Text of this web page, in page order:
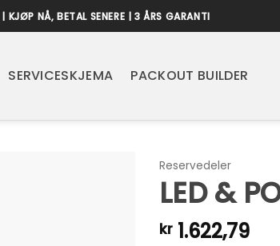
KJØP NÅ, BETAL SENERE | 3 ÅRS GARANTI
SERVICESKJEMA PACKOUT BUILDER
Reservedeler
LED &
kr1.622,79